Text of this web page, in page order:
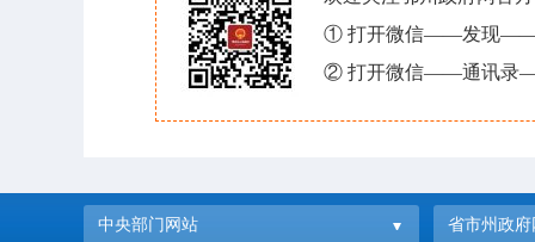
① 打开微信——发现——
② 打开微信——通讯录
中央部门网站 省市州政府